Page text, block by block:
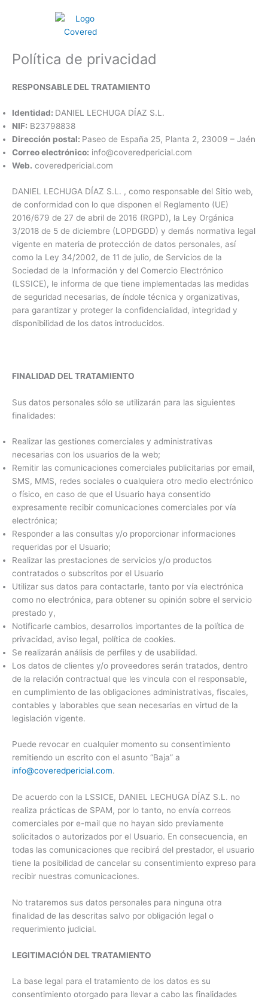
Política de privacidad
RESPONSABLE DEL TRATAMIENTO
Identidad: DANIEL LECHUGA DÍAZ S.L.
NIF: B23798838
Dirección postal: Paseo de España 25, Planta 2, 23009 – Jaén
Correo electrónico: info@coveredpericial.com
Web. coveredpericial.com
DANIEL LECHUGA DÍAZ S.L. , como responsable del Sitio web,
de conformidad con lo que disponen el Reglamento (UE)
2016/679 de 27 de abril de 2016 (RGPD), la Ley Orgánica
3/2018 de 5 de diciembre (LOPDGDD) y demás normativa legal
vigente en materia de protección de datos personales, así
como la Ley 34/2002, de 11 de julio, de Servicios de la
Sociedad de la Información y del Comercio Electrónico
(LSSICE), le informa de que tiene implementadas las medidas
de seguridad necesarias, de índole técnica y organizativas,
para garantizar y proteger la confidencialidad, integridad y
disponibilidad de los datos introducidos.
FINALIDAD DEL TRATAMIENTO
Sus datos personales sólo se utilizarán para las siguientes
finalidades:
Realizar las gestiones comerciales y administrativas
necesarias con los usuarios de la web;
Remitir las comunicaciones comerciales publicitarias por email,
SMS, MMS, redes sociales o cualquiera otro medio electrónico
o físico, en caso de que el Usuario haya consentido
expresamente recibir comunicaciones comerciales por vía
electrónica;
Responder a las consultas y/o proporcionar informaciones
requeridas por el Usuario;
Realizar las prestaciones de servicios y/o productos
contratados o subscritos por el Usuario
Utilizar sus datos para contactarle, tanto por vía electrónica
como no electrónica, para obtener su opinión sobre el servicio
prestado y,
Notificarle cambios, desarrollos importantes de la política de
privacidad, aviso legal, política de cookies.
Se realizarán análisis de perfiles y de usabilidad.
Los datos de clientes y/o proveedores serán tratados, dentro
de la relación contractual que les vincula con el responsable,
en cumplimiento de las obligaciones administrativas, fiscales,
contables y laborables que sean necesarias en virtud de la
legislación vigente.
Puede revocar en cualquier momento su consentimiento
remitiendo un escrito con el asunto “Baja” a
info@coveredpericial.com.
De acuerdo con la LSSICE, DANIEL LECHUGA DÍAZ S.L. no
realiza prácticas de SPAM, por lo tanto, no envía correos
comerciales por e-mail que no hayan sido previamente
solicitados o autorizados por el Usuario. En consecuencia, en
todas las comunicaciones que recibirá del prestador, el usuario
tiene la posibilidad de cancelar su consentimiento expreso para
recibir nuestras comunicaciones.
No trataremos sus datos personales para ninguna otra
finalidad de las descritas salvo por obligación legal o
requerimiento judicial.
LEGITIMACIÓN DEL TRATAMIENTO
La base legal para el tratamiento de los datos es su
consentimiento otorgado para llevar a cabo las finalidades